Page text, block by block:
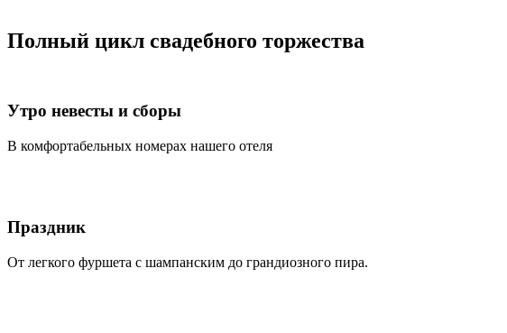
Полный цикл свадебного торжества
Утро невесты и сборы
В комфортабельных номерах нашего отеля
Праздник
От легкого фуршета с шампанским до грандиозного пира.